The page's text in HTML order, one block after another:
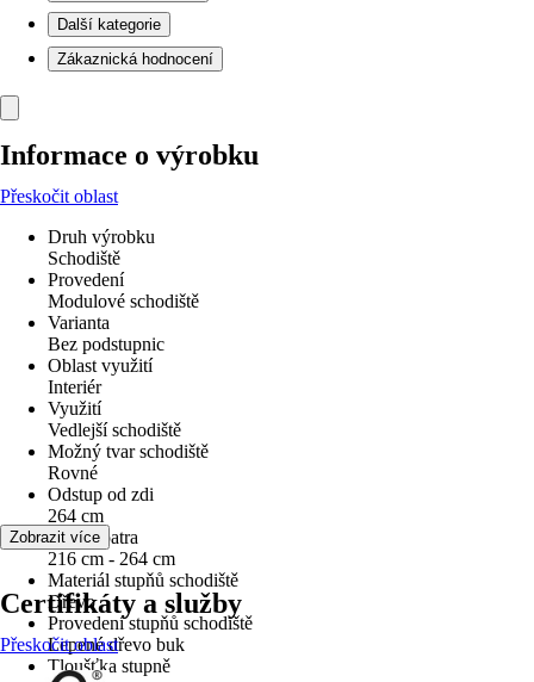
Další kategorie
Zákaznická hodnocení
Informace o výrobku
Přeskočit oblast
Druh výrobku
Schodiště
Provedení
Modulové schodiště
Varianta
Bez podstupnic
Oblast využití
Interiér
Využití
Vedlejší schodiště
Možný tvar schodiště
Rovné
Odstup od zdi
264 cm
Výška patra
216 cm - 264 cm
Materiál stupňů schodiště
Dřevo
Provedení stupňů schodiště
Lepené dřevo buk
Tloušťka stupně
Zobrazit více
Certifikáty a služby
Přeskočit oblast